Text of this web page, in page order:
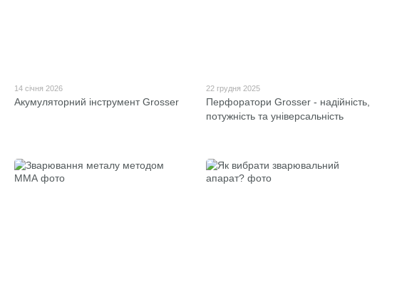
14 січня 2026
Акумуляторний інструмент Grosser
22 грудня 2025
Перфоратори Grosser - надійність,
потужність та універсальність